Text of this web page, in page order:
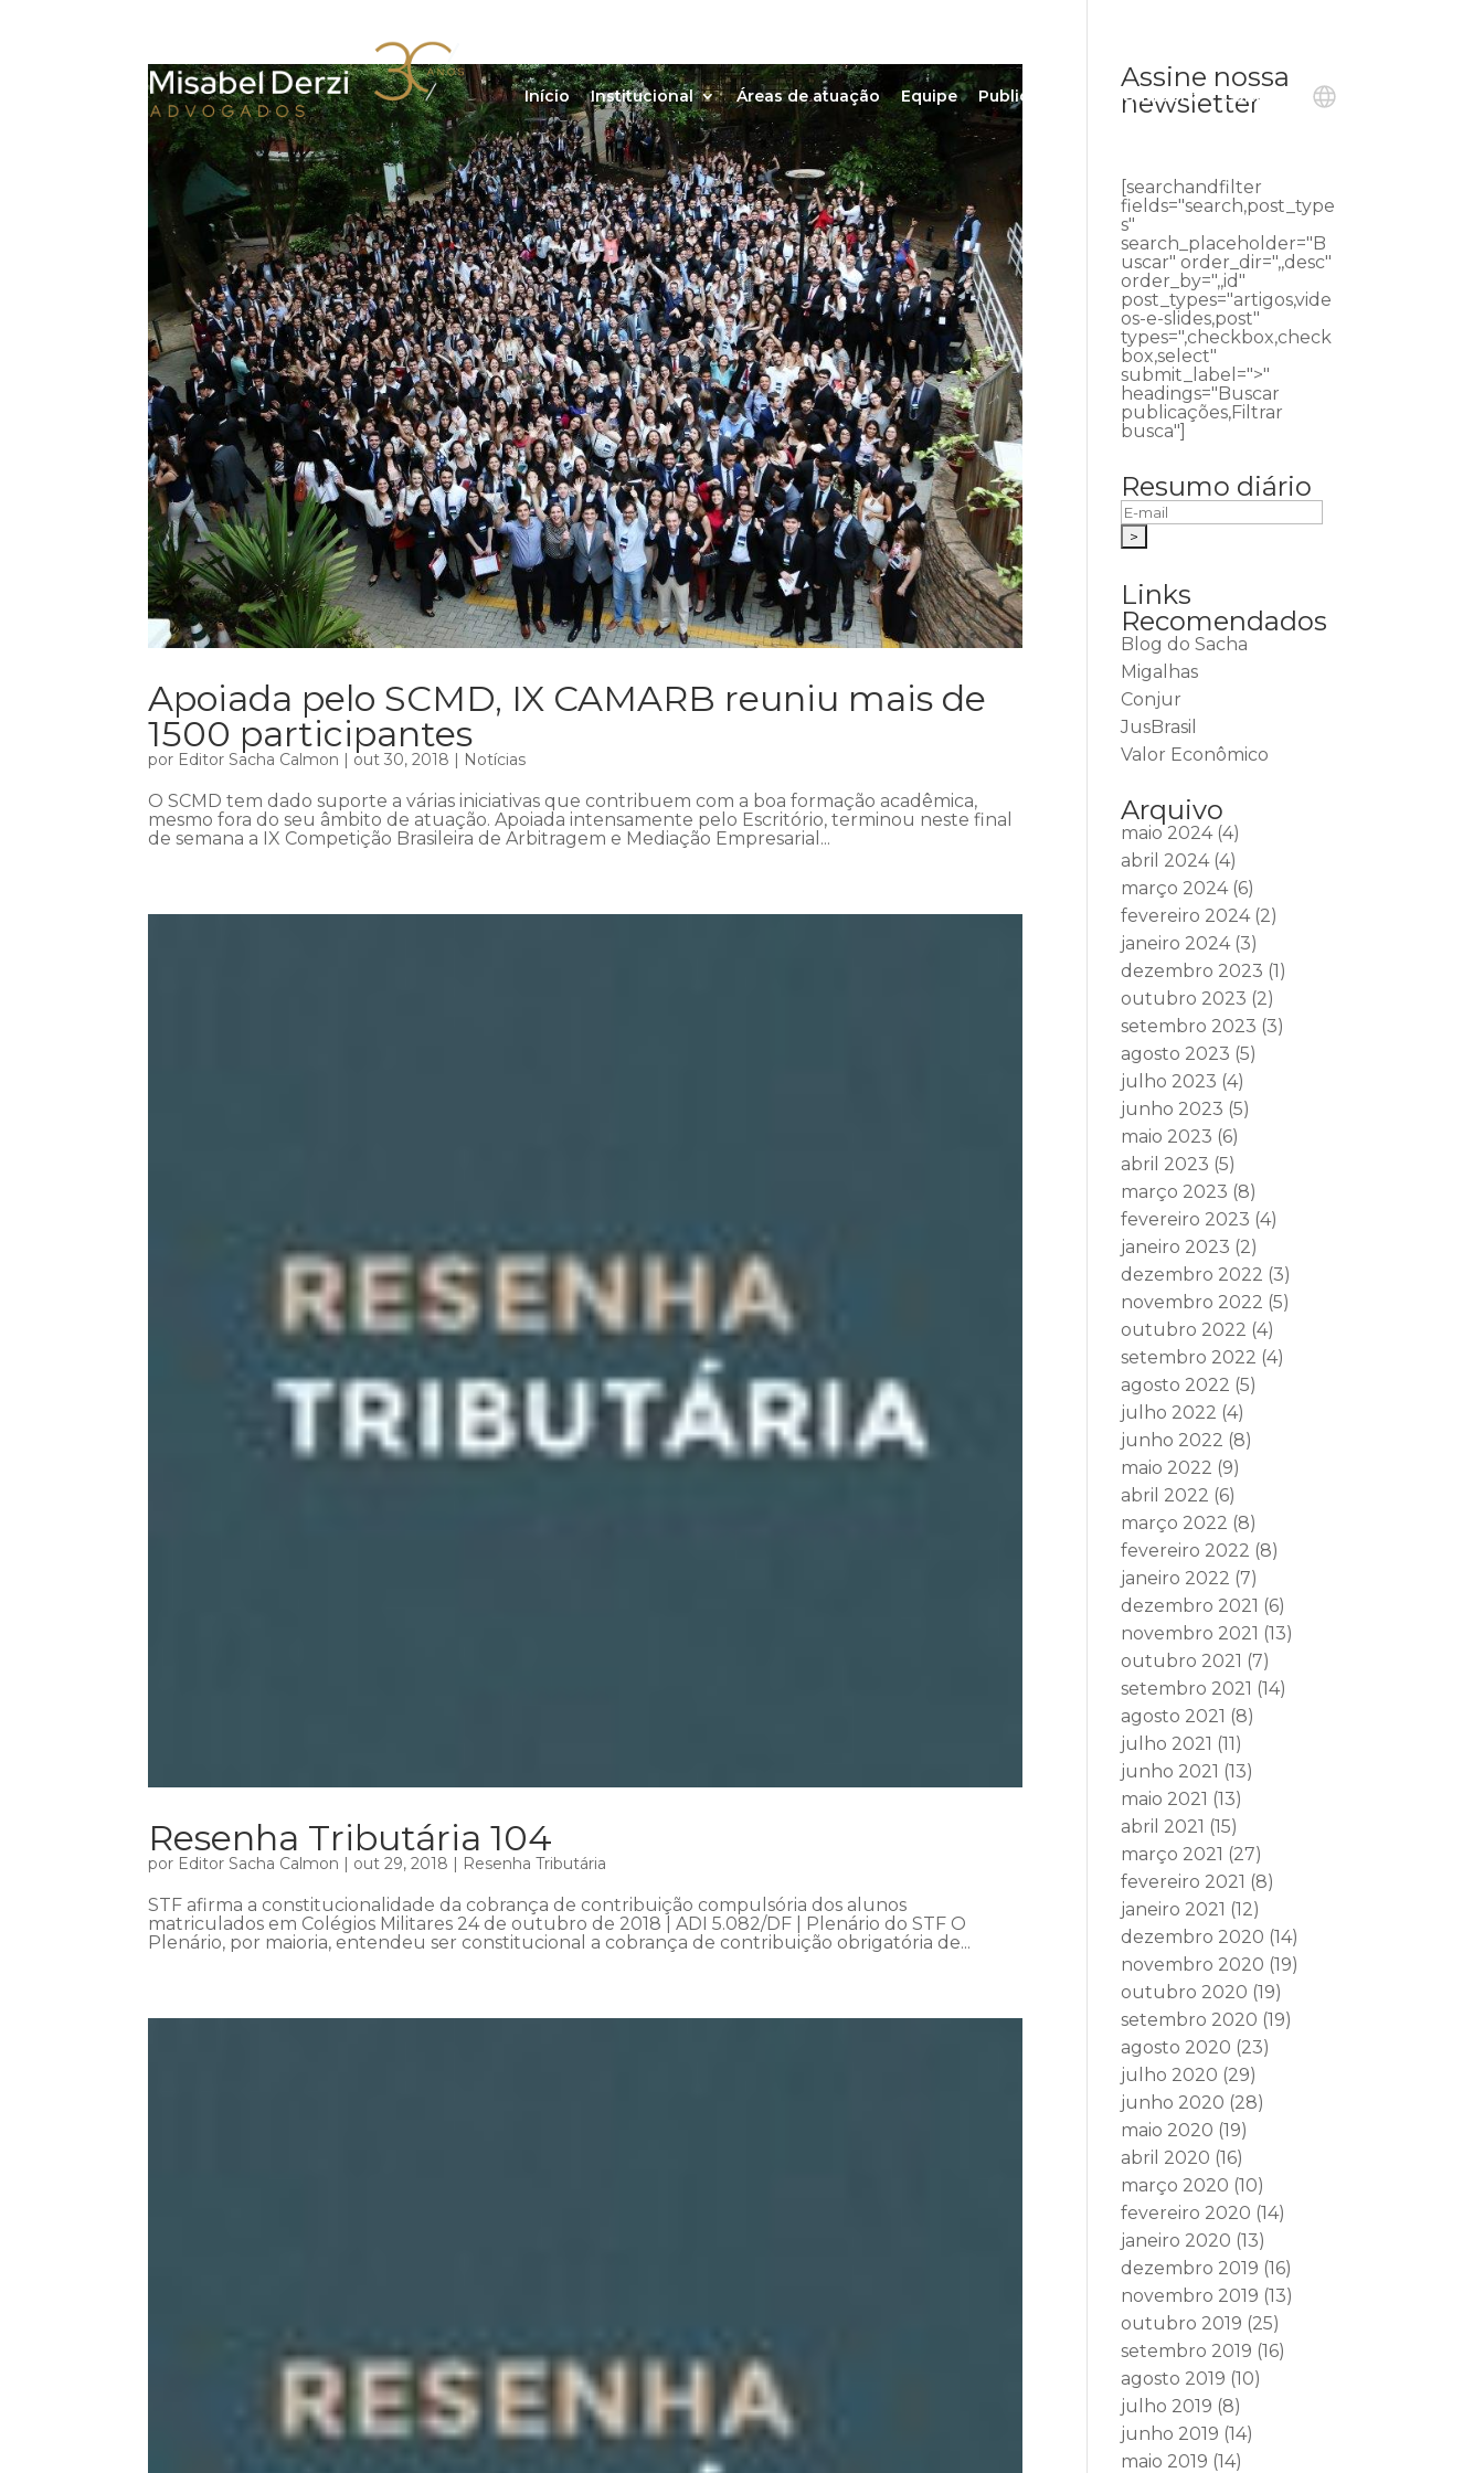
Início Institucional Áreas de atuação Equipe Publicações Ouvidoria Contato
Apoiada pelo SCMD, IX CAMARB reuniu mais de
1500 participantes
por Editor Sacha Calmon | out 30, 2018 | Notícias
O SCMD tem dado suporte a várias iniciativas que contribuem com a boa formação acadêmica,
mesmo fora do seu âmbito de atuação. Apoiada intensamente pelo Escritório, terminou neste final
de semana a IX Competição Brasileira de Arbitragem e Mediação Empresarial...
Resenha Tributária 104
por Editor Sacha Calmon | out 29, 2018 | Resenha Tributária
STF afirma a constitucionalidade da cobrança de contribuição compulsória dos alunos
matriculados em Colégios Militares 24 de outubro de 2018 | ADI 5.082/DF | Plenário do STF O
Plenário, por maioria, entendeu ser constitucional a cobrança de contribuição obrigatória de...
Assine nossa
newsletter
[searchandfilter
fields="search,post_type
s"
search_placeholder="B
uscar" order_dir=",,desc"
order_by=",,id"
post_types="artigos,vide
os-e-slides,post"
types=",checkbox,check
box,select"
submit_label=">"
headings="Buscar
publicações,Filtrar
busca"]
Resumo diário
Links
Recomendados
Blog do Sacha
Migalhas
Conjur
JusBrasil
Valor Econômico
Arquivo
maio 2024(4)
abril 2024(4)
março 2024(6)
fevereiro 2024(2)
janeiro 2024(3)
dezembro 2023 (1)
outubro 2023 (2)
setembro 2023 (3)
agosto 2023 (5)
julho 2023 (4)
junho 2023 (5)
maio 2023 (6)
abril 2023 (5)
março 2023 (8)
fevereiro 2023 (4)
janeiro 2023 (2)
dezembro 2022 (3)
novembro 2022 (5)
outubro 2022 (4)
setembro 2022 (4)
agosto 2022 (5)
julho 2022 (4)
junho 2022 (8)
maio 2022 (9)
abril 2022 (6)
março 2022 (8)
fevereiro 2022 (8)
janeiro 2022 (7)
dezembro 2021 (6)
novembro 2021 (13)
outubro 2021 (7)
setembro 2021 (14)
agosto 2021 (8)
julho 2021 (11)
junho 2021 (13)
maio 2021 (13)
abril 2021 (15)
março 2021 (27)
fevereiro 2021 (8)
janeiro 2021 (12)
dezembro 2020 (14)
novembro 2020 (19)
outubro 2020 (19)
setembro 2020 (19)
agosto 2020 (23)
julho 2020 (29)
junho 2020 (28)
maio 2020 (19)
abril 2020 (16)
março 2020 (10)
fevereiro 2020 (14)
janeiro 2020 (13)
dezembro 2019 (16)
novembro 2019 (13)
outubro 2019 (25)
setembro 2019 (16)
agosto 2019 (10)
julho 2019 (8)
junho 2019 (14)
maio 2019 (14)